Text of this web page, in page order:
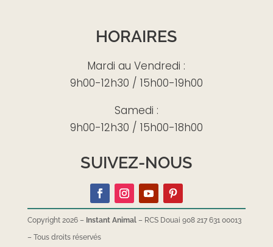
HORAIRES
Mardi au Vendredi :
9h00-12h30 / 15h00-19h00
Samedi :
9h00-12h30 / 15h00-18h00
SUIVEZ-NOUS
Copyright 2026 – Instant Animal– RCS Douai 908 217 631 00013
– Tous droits réservés